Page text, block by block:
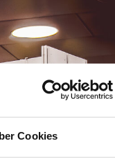
Cookies